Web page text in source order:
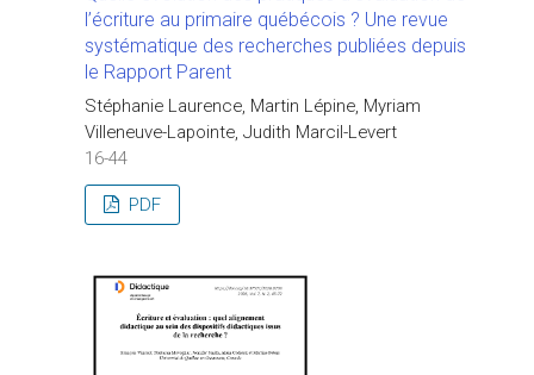
l’écriture au primaire québécois ? Une revue
systématique des recherches publiées depuis
le Rapport Parent
Stéphanie Laurence, Martin Lépine, Myriam
Villeneuve-Lapointe, Judith Marcil-Levert
16-44
PDF